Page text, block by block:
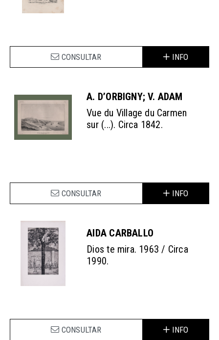
CONSULTAR INFO
A. D’ORBIGNY; V. ADAM
Vue du Village du Carmen
sur (...). Circa 1842.
CONSULTAR INFO
AIDA CARBALLO
Dios te mira. 1963 / Circa
1990.
CONSULTAR INFO